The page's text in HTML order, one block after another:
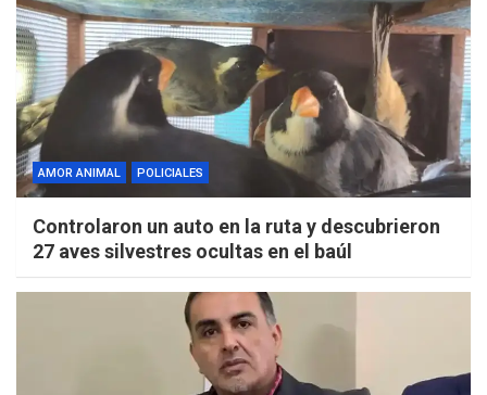
AMOR ANIMAL POLICIALES
Controlaron un auto en la ruta y descubrieron
27 aves silvestres ocultas en el baúl